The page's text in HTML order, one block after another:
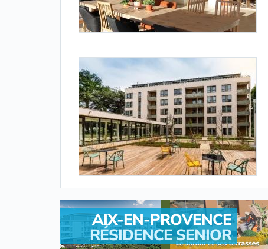
AIX-EN-PROVENCE
RÉSIDENCE SENIOR